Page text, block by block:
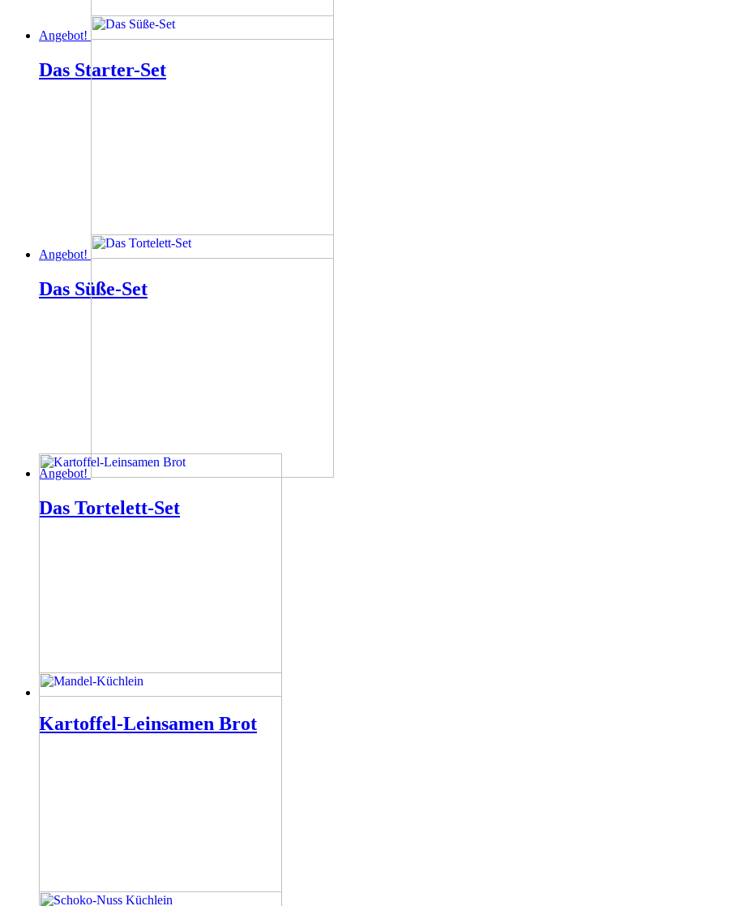
Angebot!
Das Starter-Set
Angebot!
Das Süße-Set
Angebot!
Das Tortelett-Set
Kartoffel-Leinsamen Brot